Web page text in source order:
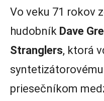
Vo veku 71 rokov
hudobník Dave
Stranglers, ktorá
priesečníkom